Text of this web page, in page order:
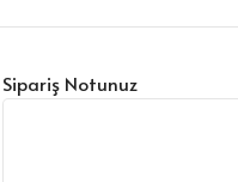
Sipariş Notunuz